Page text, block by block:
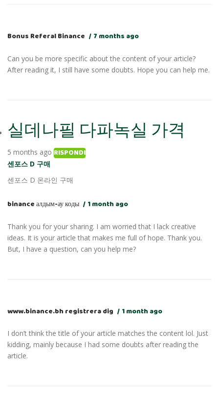
Bonus Referal Binance 7 months ago
Can you be more specific about the content of your article?
After reading it, I still have some doubts. Hope you can help me.
실데나필 다파녹실 가격
5 months ago RISPONDI
센포스 D 구매
센포스 D 온라인 구매
binance алдым-ау коды 1 month ago
Thank you for your sharing. I am worried that I lack creative
ideas. It is your article that makes me full of hope. Thank you.
But, I have a question, can you help me?
www.binance.bh registrera dig 1 month ago
I don’t think the title of your article matches the content lol. Just
kidding, mainly because I had some doubts after reading the
article.